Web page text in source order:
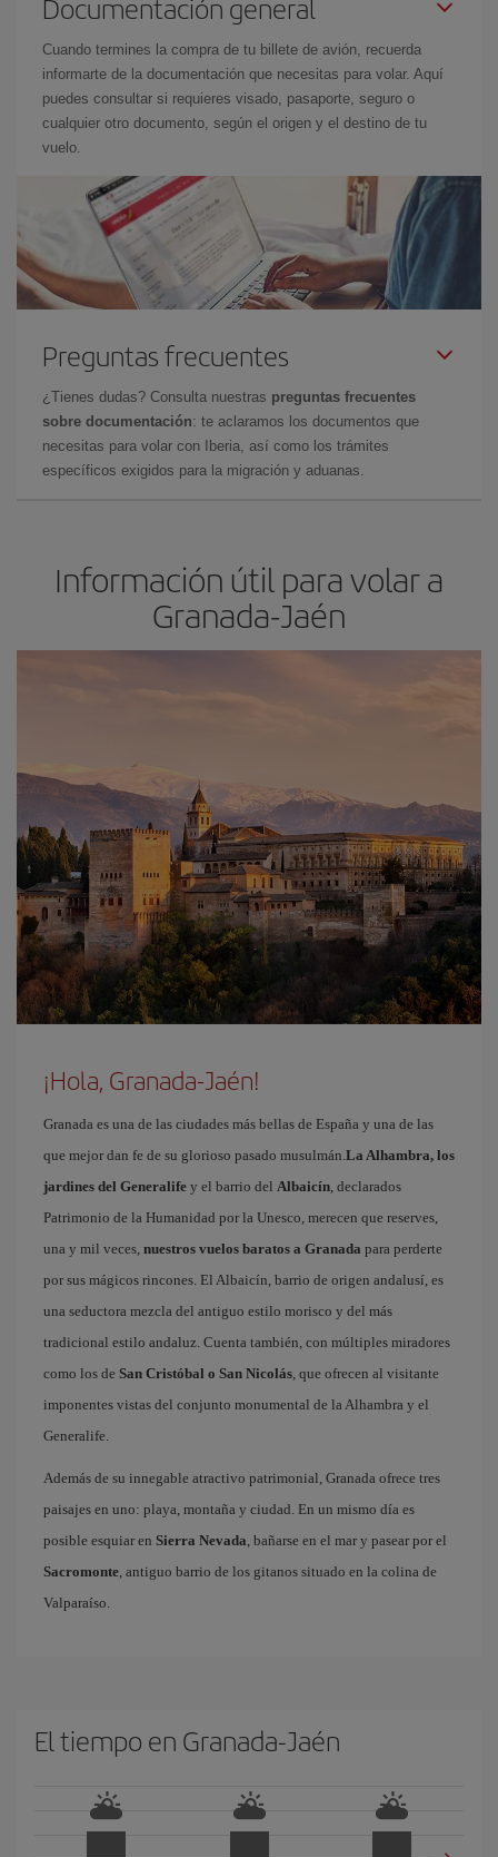
Documentación general
Cuando termines la compra de tu billete de avión, recuerda
informarte de la documentación que necesitas para volar. Aquí
puedes consultar si requieres visado, pasaporte, seguro o
cualquier otro documento, según el origen y el destino de tu
vuelo.
Preguntas frecuentes
¿Tienes dudas? Consulta nuestras preguntas frecuentes
sobre documentación: te aclaramos los documentos que
necesitas para volar con Iberia, así como los trámites
específicos exigidos para la migración y aduanas.
Información útil para volar a
Granada-Jaén
¡Hola, Granada-Jaén!
Granada es una de las ciudades más bellas de España y una de las
que mejor dan fe de su glorioso pasado musulmán.La Alhambra, los
jardines del Generalife y el barrio del Albaicín, declarados
Patrimonio de la Humanidad por la Unesco, merecen que reserves,
una y mil veces, nuestros vuelos baratos a Granada para perderte
por sus mágicos rincones. El Albaicín, barrio de origen andalusí, es
una seductora mezcla del antiguo estilo morisco y del más
tradicional estilo andaluz. Cuenta también, con múltiples miradores
como los de San Cristóbal o San Nicolás, que ofrecen al visitante
imponentes vistas del conjunto monumental de la Alhambra y el
Generalife.
Además de su innegable atractivo patrimonial, Granada ofrece tres
paisajes en uno: playa, montaña y ciudad. En un mismo día es
posible esquiar en Sierra Nevada, bañarse en el mar y pasear por el
Sacromonte, antiguo barrio de los gitanos situado en la colina de
Valparaíso.
El tiempo en Granada-Jaén